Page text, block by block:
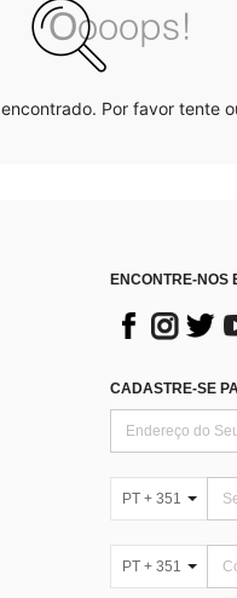
Por favor tente
ENCONTRE-NOS
CADASTRE-SE
PT + 351
PT + 351